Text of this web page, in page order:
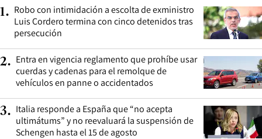
1. Robo con intimidación a escolta de exministro
Luis Cordero termina con cinco detenidos tras
persecución
2. Entra en vigencia reglamento que prohíbe usar
cuerdas y cadenas para el remolque de
vehículos en panne o accidentados
3. Italia responde a España que “no acepta
ultimátums” y no reevaluará la suspensión de
Schengen hasta el 15 de agosto